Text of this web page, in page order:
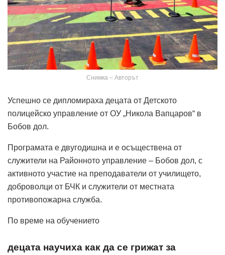
Снимка – Авторът
Успешно се дипломираха децата от Детското
полицейско управление от ОУ „Никола Вапцаров“ в
Бобов дол.
Програмата е двугодишна и е осъществена от
служители на Районното управление – Бобов дол, с
активното участие на преподаватели от училището,
доброволци от БЧК и служители от местната
противопожарна служба.
По време на обучението
децата научиха как да се грижат за